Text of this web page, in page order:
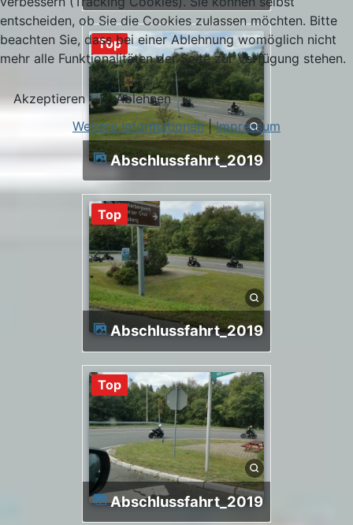
Top
Abschlussfahrt_2019
Top
Abschlussfahrt_2019
Top
Abschlussfahrt_2019
entscheiden, ob Sie die Cookies zulassen möchten. Bitte
beachten Sie, dass bei einer Ablehnung womöglich nicht
mehr alle Funktionalitäten der Seite zur Verfügung stehen.
Akzeptieren
Ablehnen
Weitere Informationen|Impressum